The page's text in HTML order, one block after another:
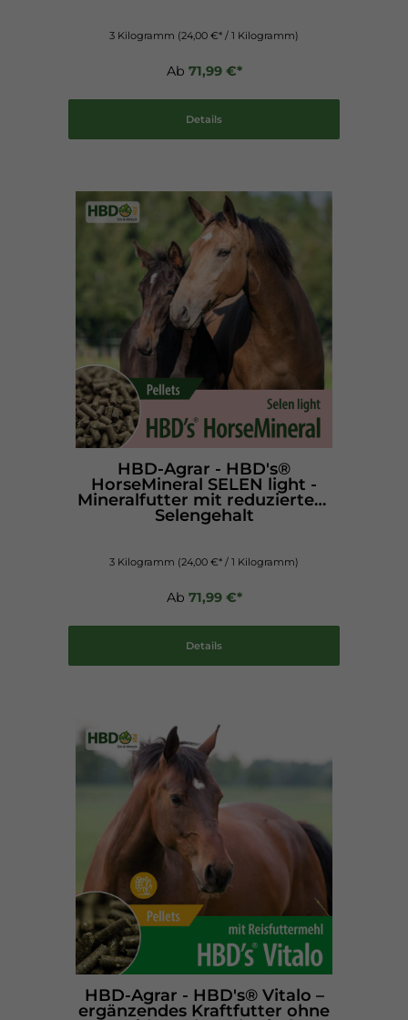
3 Kilogramm (24,00 €* / 1 Kilogramm)
Ab 71,99 €*
Details
HBD-Agrar - HBD's®
HorseMineral SELEN light -
Mineralfutter mit reduziertem
Selengehalt
3 Kilogramm (24,00 €* / 1 Kilogramm)
Ab 71,99 €*
Details
HBD-Agrar - HBD's® Vitalo –
ergänzendes Kraftfutter ohne